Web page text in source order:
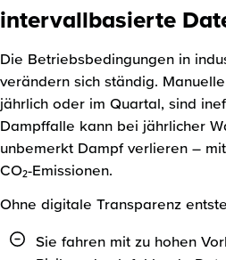
intervallbasierte
Die Betriebsbedingungen in
verändern sich ständig.
jährlich oder im Quartal, sind
Dampffalle kann bei jährlicher
unbemerkt Dampf verlieren –
CO₂-Emissionen.
Ohne digitale Transparenz
Sie fahren mit zu hohen